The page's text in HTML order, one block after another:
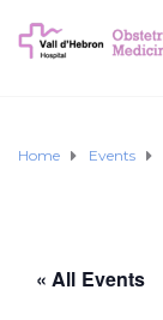
Home Events
« All Events